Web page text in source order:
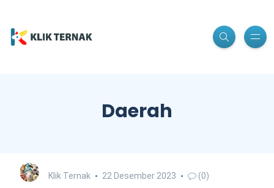
Daerah
Klik Ternak 22 Desember 2023 (0)